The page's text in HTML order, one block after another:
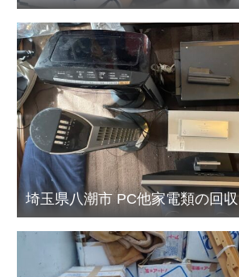
埼玉県八潮市 PC他家電類の回収